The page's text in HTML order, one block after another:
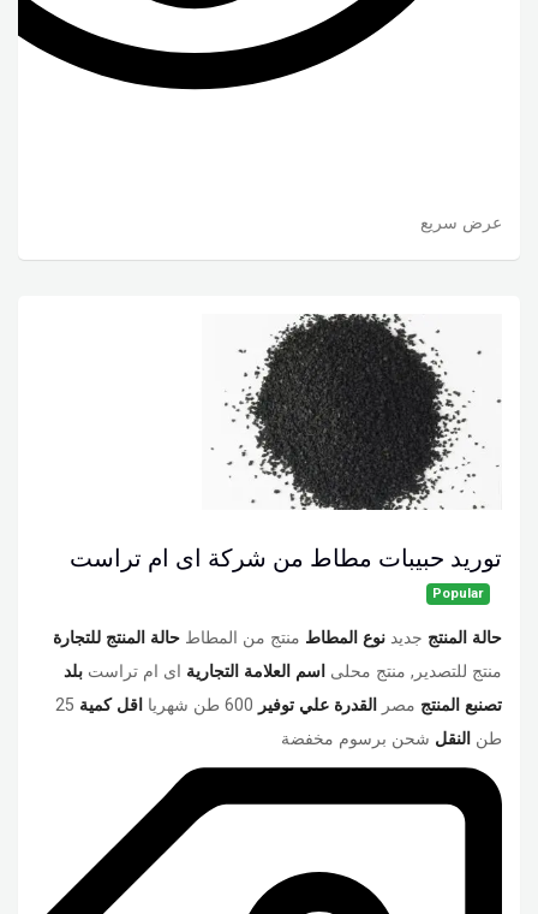
عرض سريع
توريد حبيبات مطاط من شركة اى ام تراست
Popular
حالة المنتج جديد نوع المطاط منتج من المطاط حالة المنتج للتجارة
منتج للتصدير, منتج محلى اسم العلامة التجارية اى ام تراست بلد
تصنبع المنتج مصر القدرة علي توفير 600 طن شهريا اقل كمية 25
طن النقل شحن برسوم مخفضة